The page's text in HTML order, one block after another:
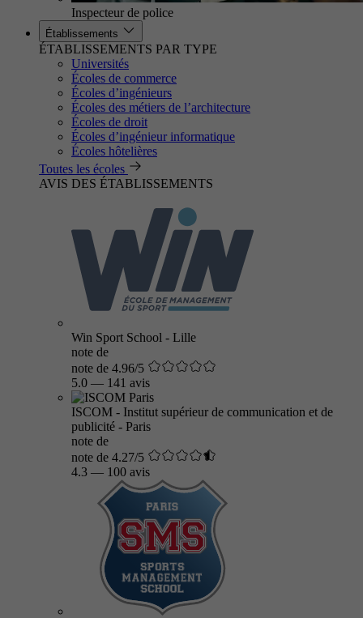
Inspecteur de police
Établissements
ÉTABLISSEMENTS PAR TYPE
Universités
Écoles de commerce
Écoles d’ingénieurs
Écoles des métiers de l’architecture
Écoles de droit
Écoles d’ingénieur informatique
Écoles hôtelières
Toutes les écoles
AVIS DES ÉTABLISSEMENTS
Win Sport School - Lille
note de
note de 4.96/5
5.0 — 141 avis
ISCOM - Institut supérieur de communication et de
publicité - Paris
note de
note de 4.27/5
4.3 — 100 avis